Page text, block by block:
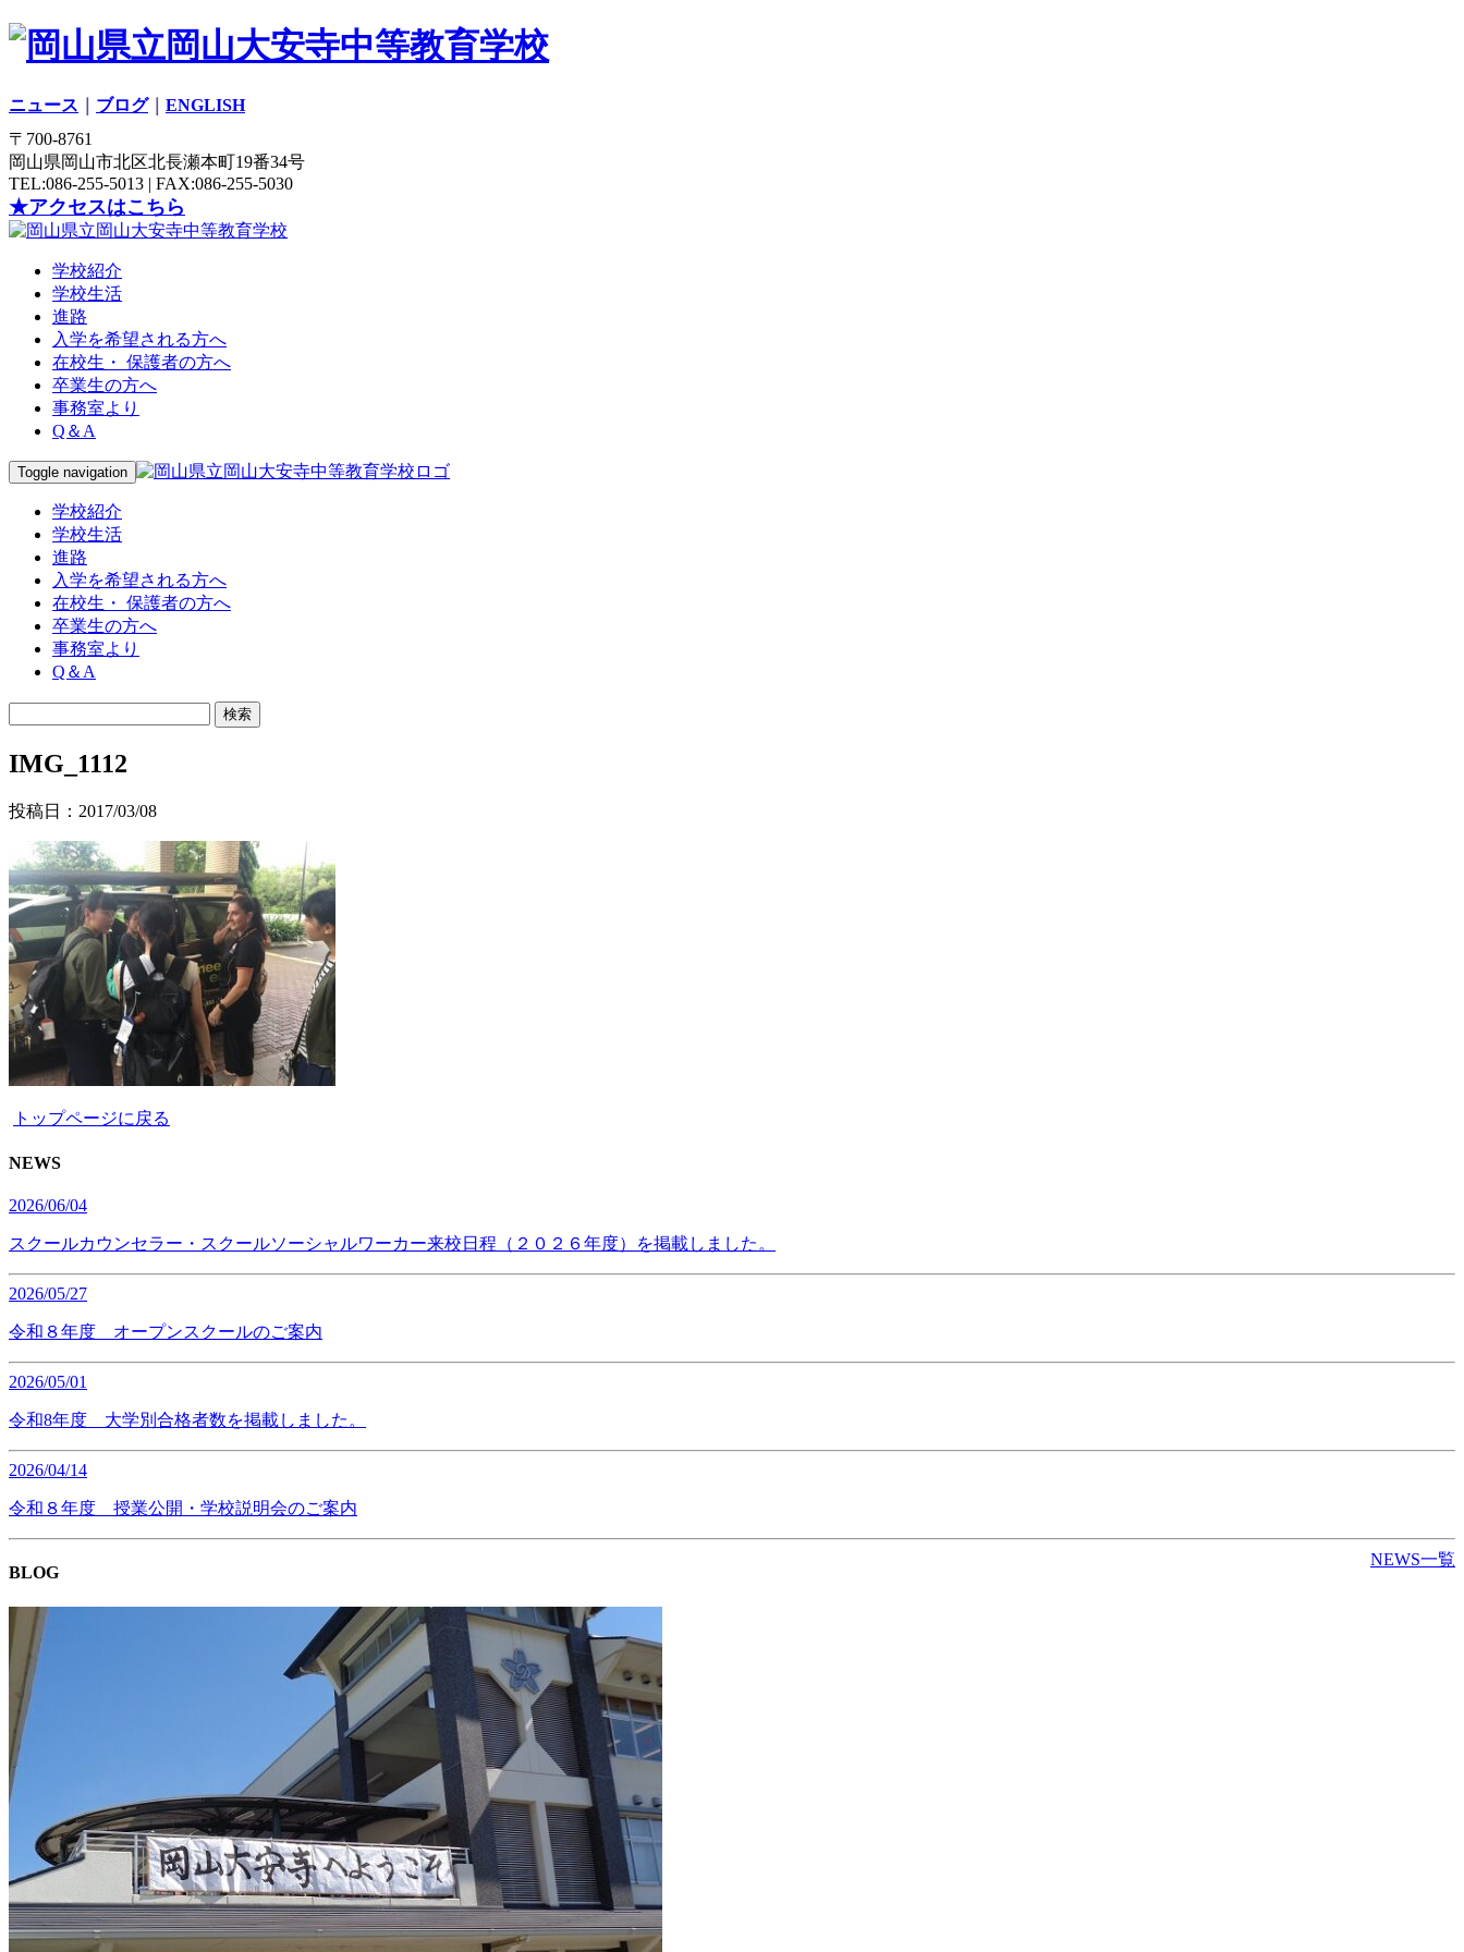
ニュース ブログ｜ ENGLISH
〒700-8761
岡山県岡山市北区北長瀬本町19番34号
TEL:086-255-5013 | FAX:086-255-5030
★アクセスはこちら
学校紹介
学校生活
進路
入学を希望される方へ
在校生・ 保護者の方へ
卒業生の方へ
事務室より
Q＆A
Toggle navigation
学校紹介
学校生活
進路
入学を希望される方へ
在校生・ 保護者の方へ
卒業生の方へ
事務室より
Q＆A
IMG_1112
投稿日：2017/03/08
トップページに戻る
NEWS
2026/06/04
スクールカウンセラー・スクールソーシャルワーカー来校日程（２０２６年度）を掲載しました。
2026/05/27
令和８年度 オープンスクールのご案内
2026/05/01
令和8年度 大学別合格者数を掲載しました。
2026/04/14
令和８年度 授業公開・学校説明会のご案内
NEWS一覧
BLOG